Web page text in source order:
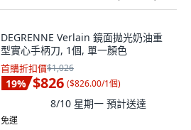
DEGRENNE Verlain 鏡面拋光奶油重
型實心手柄刀, 1個, 單一顏色
首購折扣價$1,026
19% $826 ($826.00/1個)
8/10 星期一 預計送達
免運